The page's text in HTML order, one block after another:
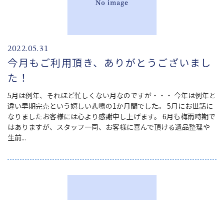
2022.05.31
今月もご利用頂き、ありがとうございまし
た！
5月は例年、それほど忙しくない月なのですが・・・ 今年は例年と
違い早期完売という嬉しい悲鳴の1か月間でした。 5月にお世話に
なりましたお客様には心より感謝申し上げます。 6月も梅雨時期で
はありますが、スタッフ一同、お客様に喜んで頂ける遺品整理や
生前...